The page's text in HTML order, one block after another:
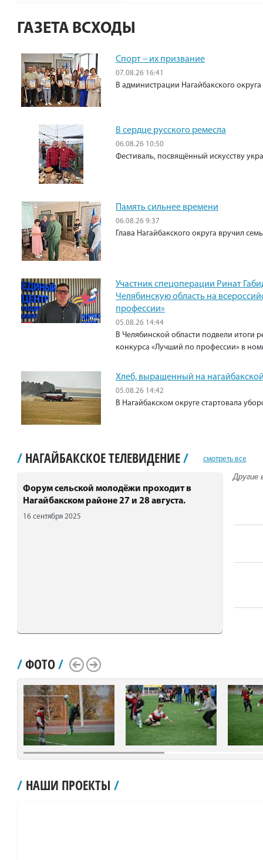
ГАЗЕТА ВСХОДЫ
Спорт – их призвание
07.08.26 16:41
В администрации Нагайбакского
В сердце русского ремесла
06.08.26 10:50
Фестиваль, посвящённый искусству
Память сильнее времени
06.08.26 9:37
Глава Нагайбакского округа вручил
Участник спецоперации Ринат
Челябинскую область на
профессии»
05.08.26 14:44
В Челябинской области подвели итоги
конкурса «Лучший по профессии» в
Хлеб, выращенный на
05.08.26 14:42
В Нагайбакском округе стартовала
/ НАГАЙБАКСКОЕ ТЕЛЕВИДЕНИЕ/ смотреть все
Форум сельской молодёжи проходит в
Нагайбакском районе 27 и 28 августа.
16 сентября 2025
Другие
/ФОТО/
Scroll LeftScroll Right
/ НАШИ ПРОЕКТЫ /